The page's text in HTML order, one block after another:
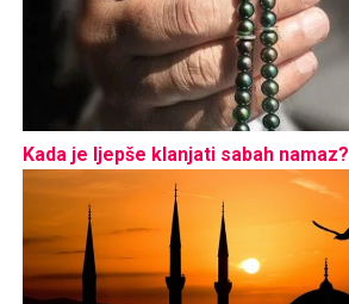
Kada je ljepše klanjati sabah namaz?